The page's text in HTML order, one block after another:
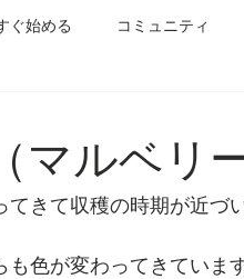
ぐ始める コミュニティ
マルベリ
きて収穫の時期が近づ
も色が変わってきていま